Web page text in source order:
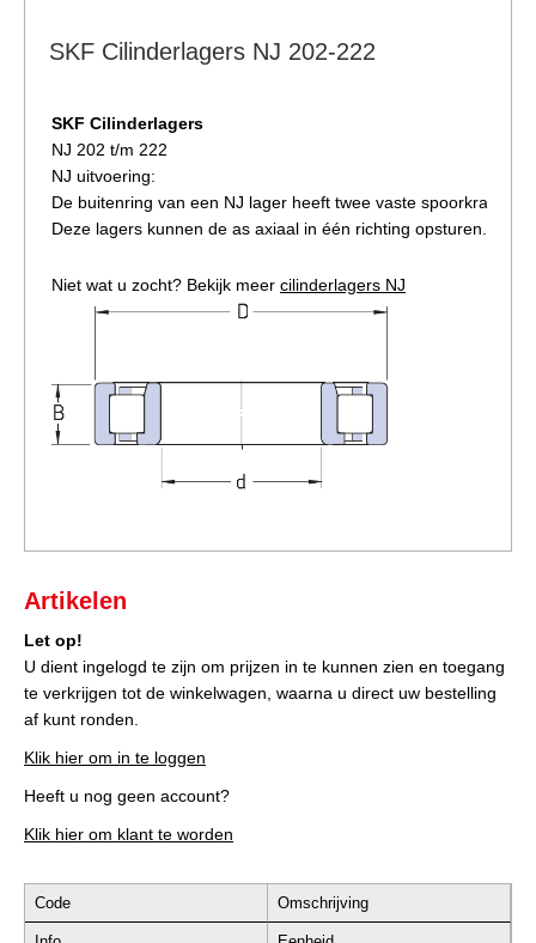
SKF Cilinderlagers NJ 202-222
SKF Cilinderlagers
NJ 202 t/m 222
NJ uitvoering:
De buitenring van een NJ lager heeft twee vaste spoorkragen
Deze lagers kunnen de as axiaal in één richting opsturen.
Niet wat u zocht? Bekijk meer cilinderlagers NJ
Artikelen
Let op!
U dient ingelogd te zijn om prijzen in te kunnen zien en toegang
te verkrijgen tot de winkelwagen, waarna u direct uw bestelling
af kunt ronden.
Klik hier om in te loggen
Heeft u nog geen account?
Klik hier om klant te worden
Code Omschrijving